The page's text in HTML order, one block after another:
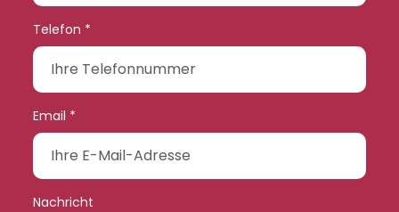
Telefon *
Email *
Nachricht